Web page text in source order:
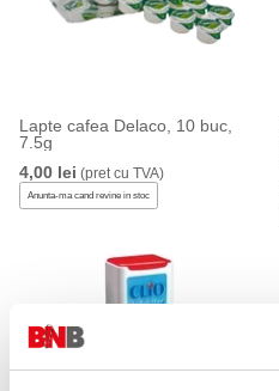
Lapte cafea Delaco, 10 buc,
7.5g
4,00 lei (pret cu TVA)
Anunta-ma cand revine in stoc